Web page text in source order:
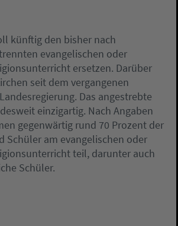
künftig den bisher nach
evangelischen oder
ersetzen. Darüber
seit dem vergangenen
Das angestrebte
einzigartig. Nach Angaben
gegenwärtig rund 70 Prozent der
Schüler am evangelischen oder
teil, darunter auch
Schüler.